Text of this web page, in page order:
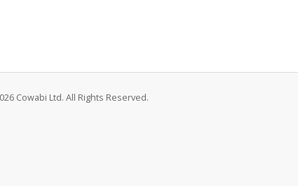
Cowabi Ltd. All Rights Reserved.